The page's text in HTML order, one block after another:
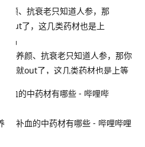
养颜、抗衰老只知道人参，那你
就out了，这几类药材也是上等
补血的中药材有哪些 - 哔哩哔哩